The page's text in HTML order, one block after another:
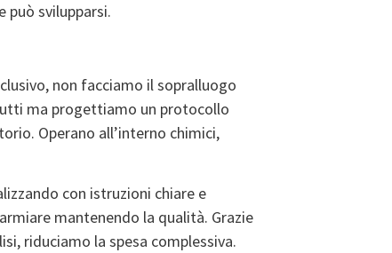
può svilupparsi.
non facciamo il sopralluogo
ma progettiamo un protocollo
Operano all’interno chimici,
con istruzioni chiare e
mantenendo la qualità. Grazie
riduciamo la spesa complessiva.